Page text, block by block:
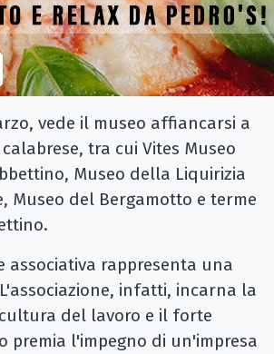
vede il museo affiancarsi a
tra cui Vites Museo
Museo della Liquirizia
Museo del Bergamotto e terme
associativa rappresenta una
infatti, incarna la
del lavoro e il forte
premia l'impegno di un'impresa